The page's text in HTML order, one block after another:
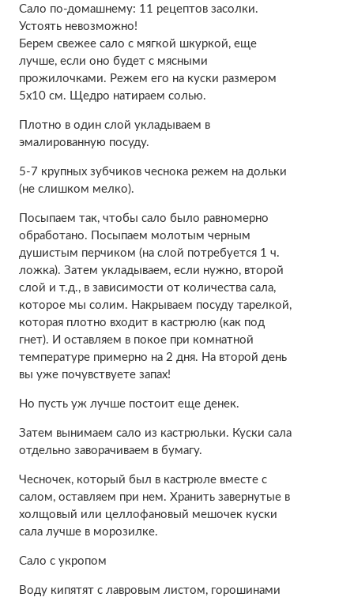
Сало по-домашнему: 11 рецептов засолки.
Устоять невозможно!
Берем свежее сало с мягкой шкуркой, еще
лучше, если оно будет с мясными
прожилочками. Режем его на куски размером
5х10 см. Щедро натираем солью.
Плотно в один слой укладываем в
эмалированную посуду.
5-7 крупных зубчиков чеснока режем на дольки
(не слишком мелко).
Посыпаем так, чтобы сало было равномерно
обработано. Посыпаем молотым черным
душистым перчиком (на слой потребуется 1 ч.
ложка). Затем укладываем, если нужно, второй
слой и т.д., в зависимости от количества сала,
которое мы солим. Накрываем посуду тарелкой,
которая плотно входит в кастрюлю (как под
гнет). И оставляем в покое при комнатной
температуре примерно на 2 дня. На второй день
вы уже почувствуете запах!
Но пусть уж лучше постоит еще денек.
Затем вынимаем сало из кастрюльки. Куски сала
отдельно заворачиваем в бумагу.
Чесночек, который был в кастрюле вместе с
салом, оставляем при нем. Хранить завернутые в
холщовый или целлофановый мешочек куски
сала лучше в морозилке.
Сало с укропом
Воду кипятят с лавровым листом, горошинами